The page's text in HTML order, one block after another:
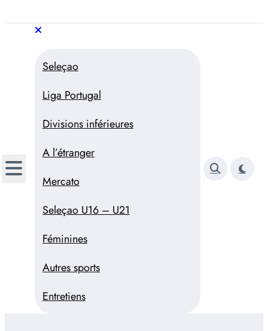
au
Trivela
L'actualité du football portugais
Seleçao
Liga Portugal
Divisions inférieures
A l’étranger
Mercato
Seleçao U16 – U21
Féminines
Autres sports
Entretiens